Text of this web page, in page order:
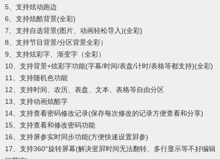
5、支持炫动跑边
6、支持炫酷背景(全彩)
7、支持自选背景(图片、动画轻松导入)(全彩)
8、支持节目背景/分区背景全彩）
9、支持炫彩字、渐变字（全彩）
10、支持背景+炫彩字功能(字幕/时间/表盘/计时/表格等都支持)(全彩)
11、支持随机色功能
12、支持时间、农历、表盘、文本、表格等自由分区
13、支持动画炫酷字
14、支持查看密码修改记录(保存每次修改的记录方便查看和分享)
15、支持查看和修改密码功能
16、支持屏参实时同步功能(方便快速设置屛参)
17、支持360°旋转屏幕(解决竖屛时间无法翻转、多行显示等不好编辑